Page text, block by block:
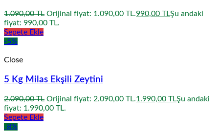
1.090,00TL Orijinal fiyat: 1.090,00 TL.990,00 TLŞu andaki
fiyat: 990,00 TL.
Sepete Ekle
-5%
Close
5 Kg Milas Ekşili Zeytini
2.090,00TL Orijinal fiyat: 2.090,00 TL.1.990,00 TLŞu andaki
fiyat: 1.990,00 TL.
Sepete Ekle
-8%